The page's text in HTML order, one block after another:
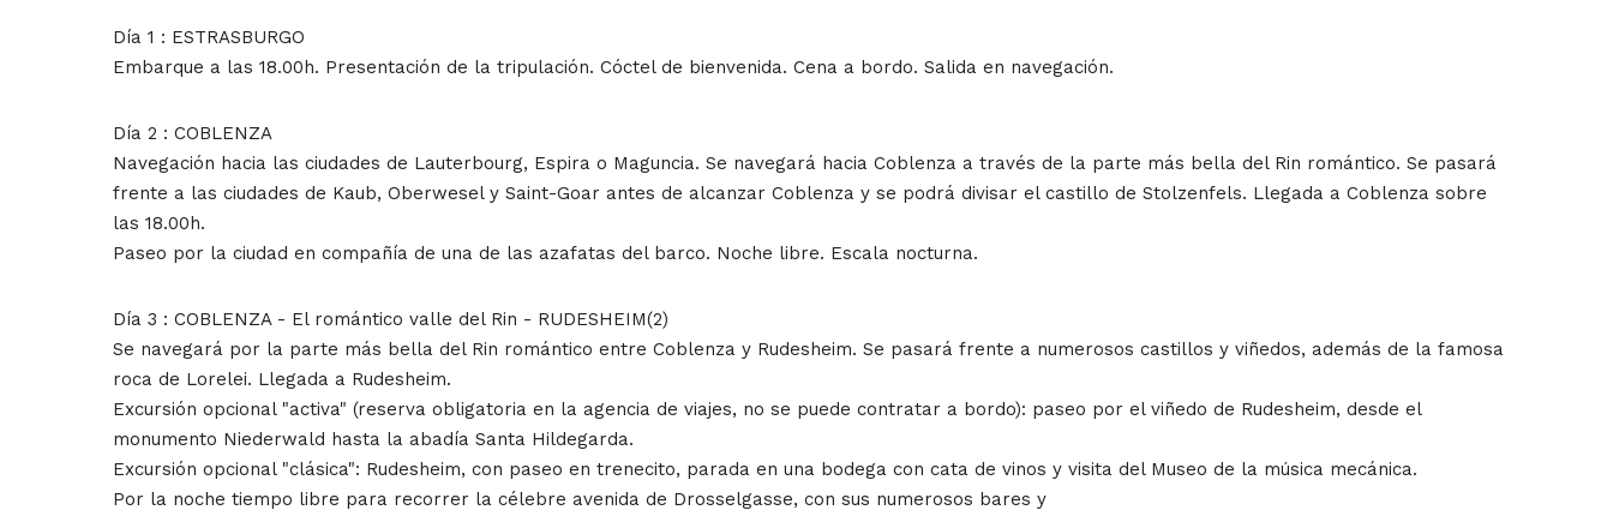
Día 1 : ESTRASBURGO
Embarque a las 18.00h. Presentación de la tripulación. Cóctel de bienvenida. Cena a bordo. Salida en navegación.
Día 2 : COBLENZA
Navegación hacia las ciudades de Lauterbourg, Espira o Maguncia. Se navegará hacia Coblenza a través de la parte más bella del Rin romántico. Se pasará
frente a las ciudades de Kaub, Oberwesel y Saint-Goar antes de alcanzar Coblenza y se podrá divisar el castillo de Stolzenfels. Llegada a Coblenza sobre
las 18.00h.
Paseo por la ciudad en compañía de una de las azafatas del barco. Noche libre. Escala nocturna.
Día 3 : COBLENZA - El romántico valle del Rin - RUDESHEIM(2)
Se navegará por la parte más bella del Rin romántico entre Coblenza y Rudesheim. Se pasará frente a numerosos castillos y viñedos, además de la famosa
roca de Lorelei. Llegada a Rudesheim.
Excursión opcional "activa" (reserva obligatoria en la agencia de viajes, no se puede contratar a bordo): paseo por el viñedo de Rudesheim, desde el
monumento Niederwald hasta la abadía Santa Hildegarda.
Excursión opcional "clásica": Rudesheim, con paseo en trenecito, parada en una bodega con cata de vinos y visita del Museo de la música mecánica.
Por la noche tiempo libre para recorrer la célebre avenida de Drosselgasse, con sus numerosos bares y